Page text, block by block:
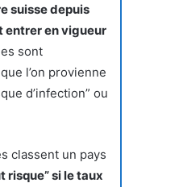
suisse depuis
entrer en vigueur
sont
l’on provienne
d’infection” ou
classent un pays
risque” si le taux